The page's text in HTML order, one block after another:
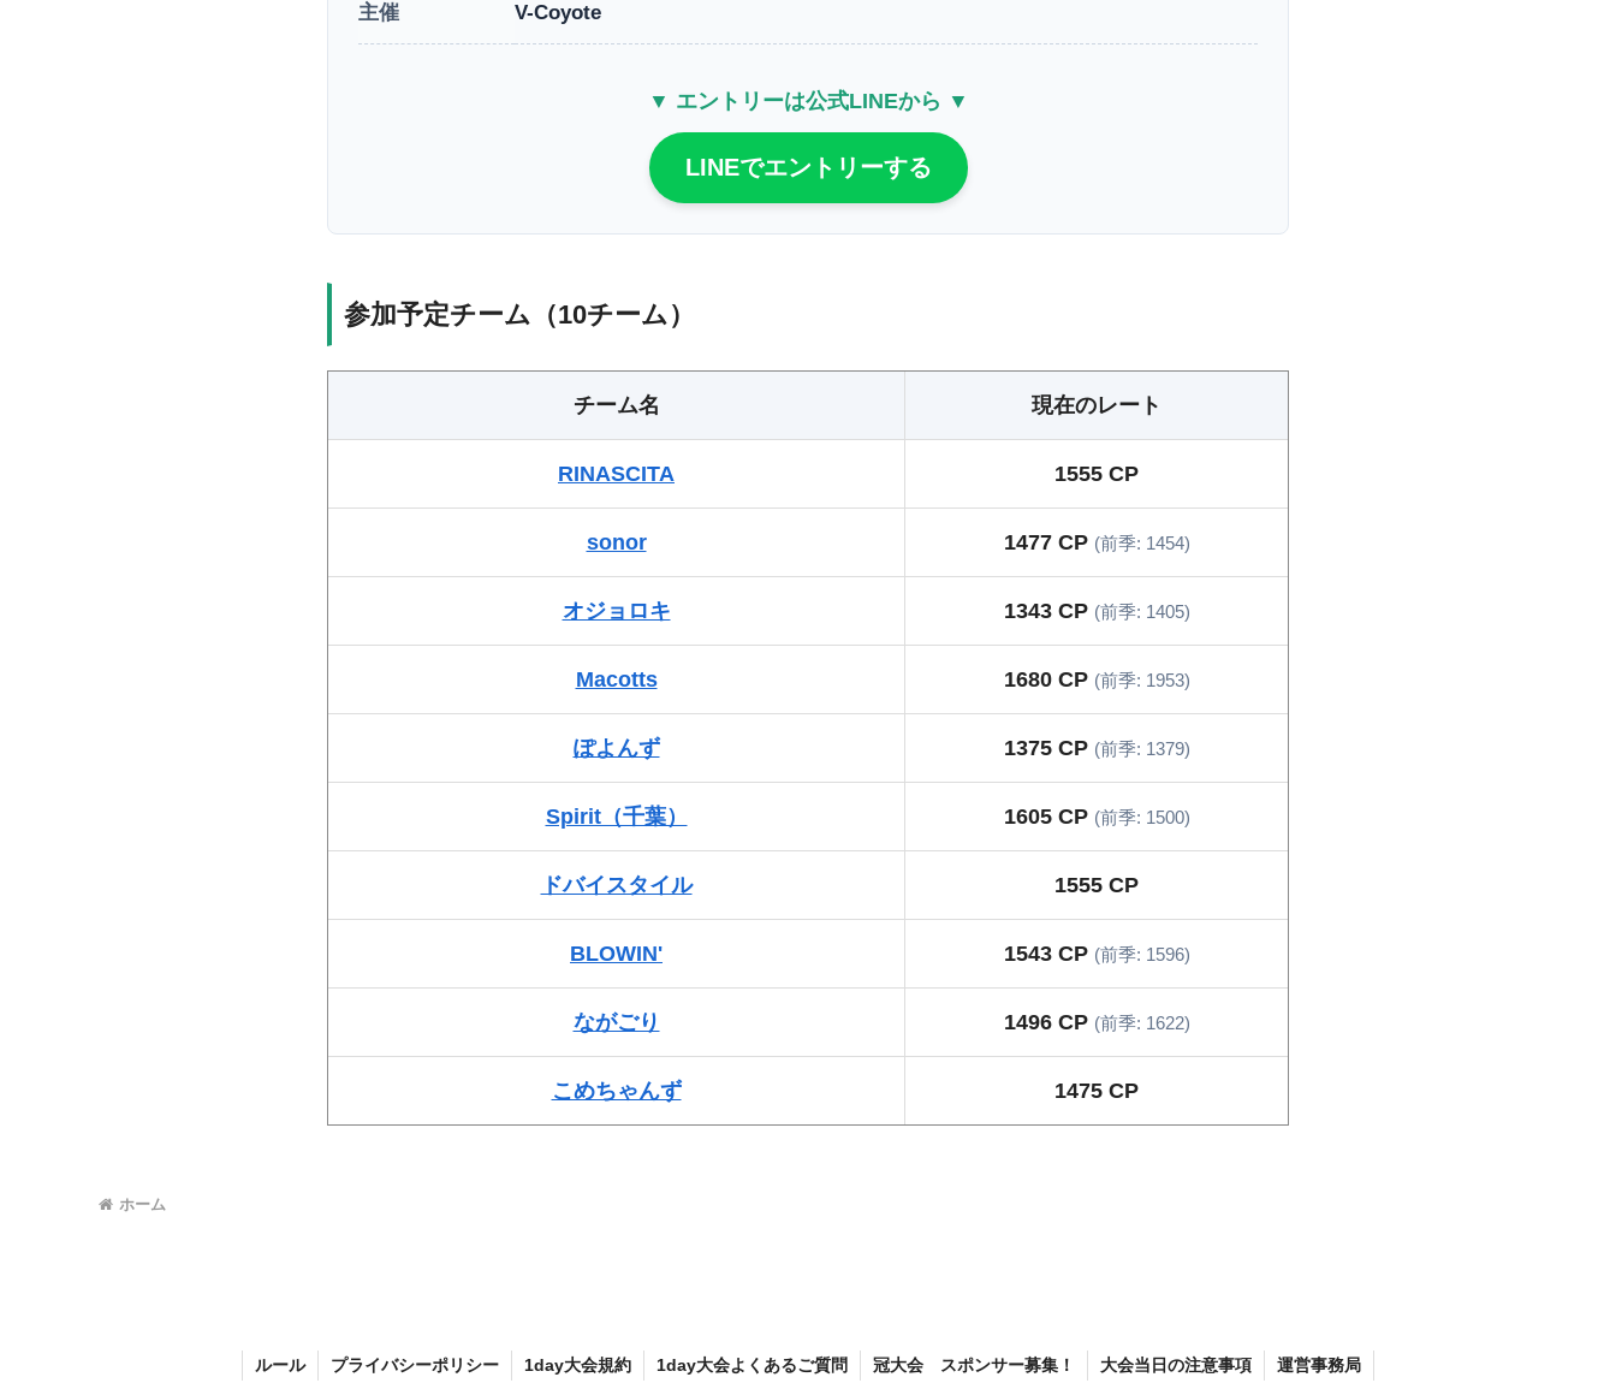
主催 V-Coyote
▼ エントリーは公式LINEから ▼
LINEでエントリーする
参加予定チーム（10チーム）
チーム名 現在のレート
RINASCITA 1555 CP
sonor 1477 CP (前季: 1454)
オジョロキ 1343 CP (前季: 1405)
Macotts 1680 CP (前季: 1953)
ぽよんず 1375 CP (前季: 1379)
Spirit（千葉） 1605 CP (前季: 1500)
ドバイスタイル 1555 CP
BLOWIN' 1543 CP (前季: 1596)
ながごり 1496 CP (前季: 1622)
こめちゃんず 1475 CP
ホーム
ルール プライバシーポリシー 1day大会規約 1day大会よくあるご質問 冠大会 スポンサー募集！ 大会当日の注意事項 運営事務局